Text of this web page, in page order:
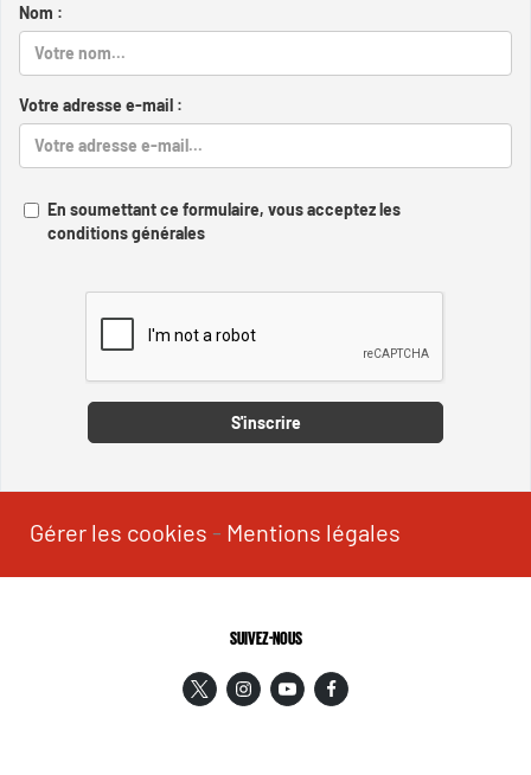
Nom :
Votre adresse e-mail :
En soumettant ce formulaire, vous acceptez les
conditions générales
S'inscrire
Gérer les cookies - Mentions légales
SUIVEZ-NOUS